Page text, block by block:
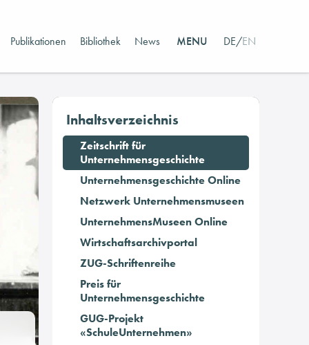
Publikationen Bibliothek News MENU DE/EN
Inhaltsverzeichnis
Zeitschrift für
Unternehmensgeschichte
Unternehmensgeschichte Online
Netzwerk Unternehmensmuseen
UnternehmensMuseen Online
Wirtschaftsarchivportal
ZUG-Schriftenreihe
Preis für
Unternehmensgeschichte
GUG-Projekt
«SchuleUnternehmen»